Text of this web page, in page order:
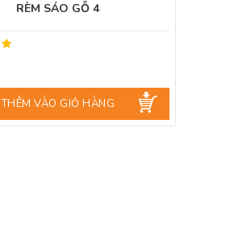
RÈM SÁO GỖ 4
THÊM VÀO GIỎ HÀNG